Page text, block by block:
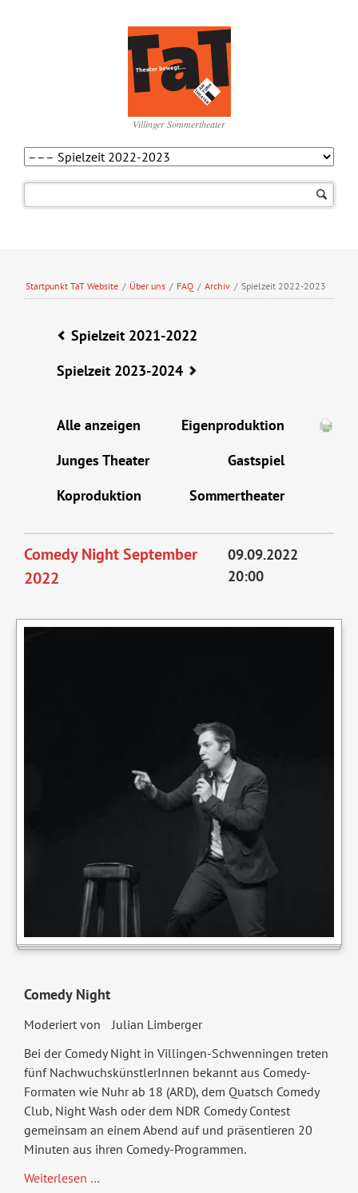
Villinger Sommertheater
Startpunkt TaT Website / Über uns / FAQ / Archiv / Spielzeit 2022-2023
Spielzeit 2021-2022
Spielzeit 2023-2024
Alle anzeigen
Eigenproduktion
Junges Theater
Gastspiel
Koproduktion
Sommertheater
Comedy Night September
2022
09.09.2022
20:00
Comedy Night
Moderiert von Julian Limberger
Bei der Comedy Night in Villingen-Schwenningen treten
fünf NachwuchskünstlerInnen bekannt aus Comedy-
Formaten wie Nuhr ab 18 (ARD), dem Quatsch Comedy
Club, Night Wash oder dem NDR Comedy Contest
gemeinsam an einem Abend auf und präsentieren 20
Minuten aus ihren Comedy-Programmen.
Weiterlesen …